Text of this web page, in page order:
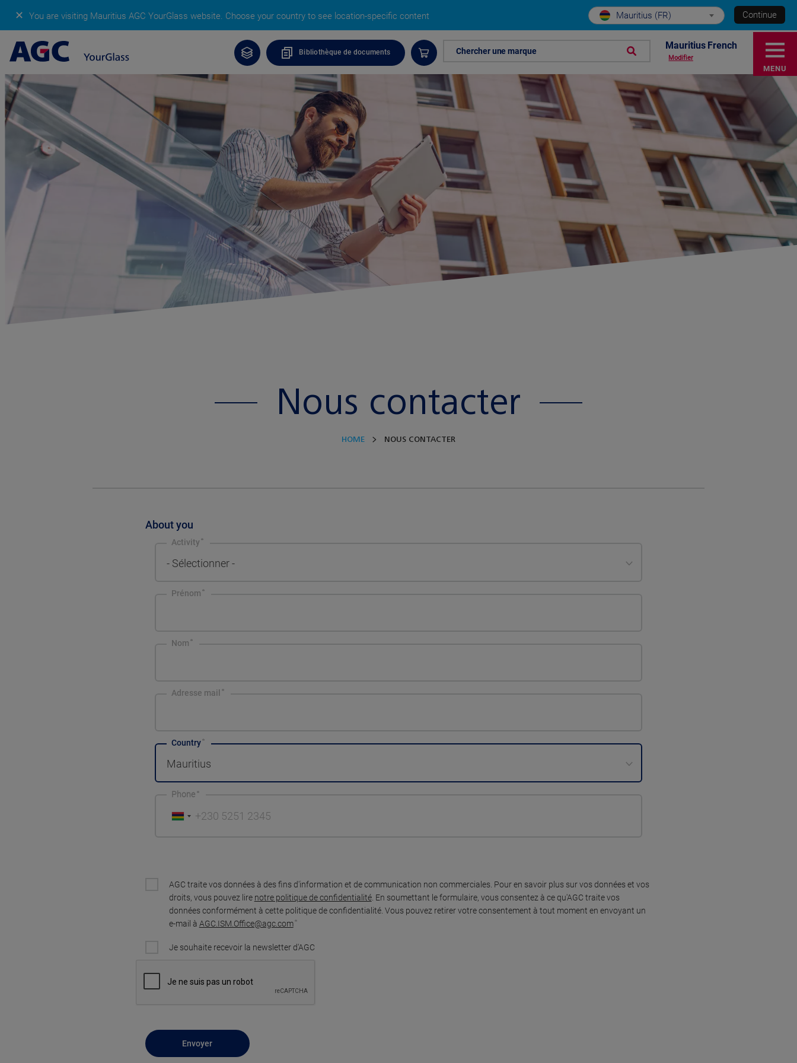
✕ You are visiting Mauritius AGC YourGlass website. Choose your country to see location-specific content Mauritius (FR) Continue
Bibliothèque de documents Chercher une marque Mauritius French
Modifier
MENU
Nous contacter
HOME NOUS CONTACTER
About you
Activity
- Sélectionner -
Prénom
Nom
Adresse mail
Country
Mauritius
Phone
AGC traite vos données à des fins d'information et de communication non commerciales. Pour en savoir plus sur vos données et vos
droits, vous pouvez lire notre politique de confidentialité. En soumettant le formulaire, vous consentez à ce qu'AGC traite vos
données conformément à cette politique de confidentialité. Vous pouvez retirer votre consentement à tout moment en envoyant un
e-mail à AGC.ISM.Office@agc.com
Je souhaite recevoir la newsletter d'AGC